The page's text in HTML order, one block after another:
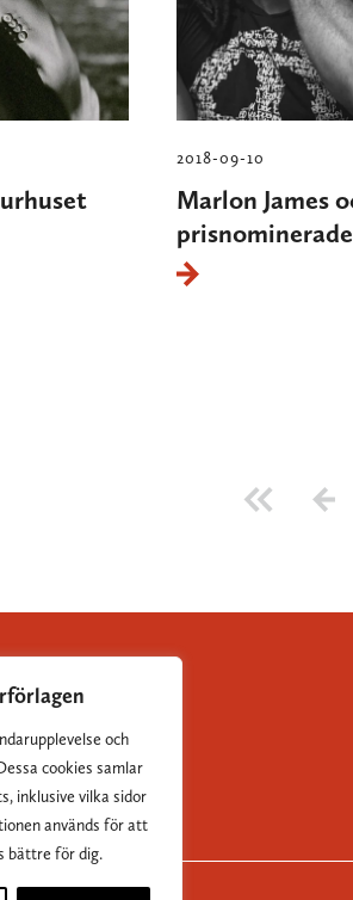
och
cookies samlar
inklusive vilka sidor
används för att
bättre för dig.
2018-09-10
Marlon James
prisnominerade
är Sveriges